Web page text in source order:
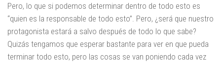
Pero, lo que si podemos determinar dentro de todo esto es
“quien es la responsable de todo esto”. Pero, ¿será que nuestro
protagonista estará a salvo después de todo lo que sabe?
Quizás tengamos que esperar bastante para ver en que pueda
terminar todo esto, pero las cosas se van poniendo cada vez